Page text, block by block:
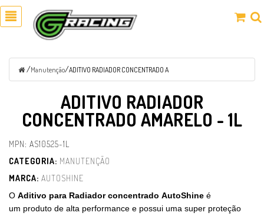
/Manutenção/ADITIVO RADIADOR CONCENTRADO A
ADITIVO RADIADOR
CONCENTRADO AMARELO - 1L
MPN: AS10525-1L
CATEGORIA: MANUTENÇÃO
MARCA: AUTOSHINE
O Aditivo para Radiador concentrado AutoShine é
um produto de alta performance e possui uma super proteção